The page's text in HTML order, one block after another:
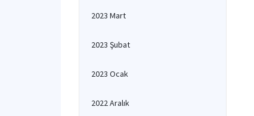
2023 Mart
2023 Şubat
2023 Ocak
2022 Aralık